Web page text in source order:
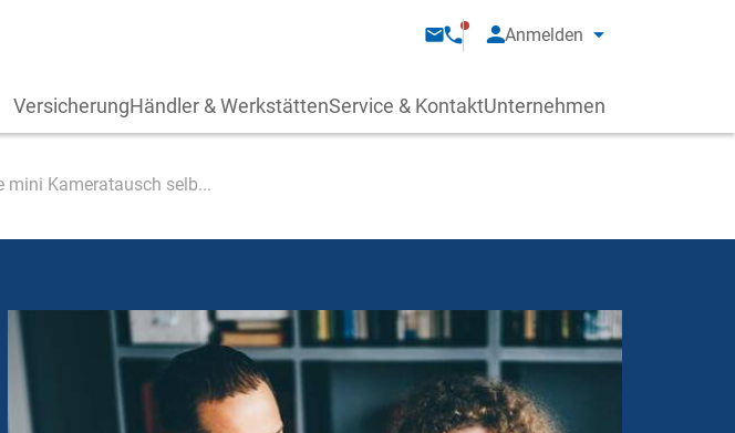
Anmelden
VersicherungHändler & WerkstättenService & KontaktUnternehmen
mini Kameratausch selb...